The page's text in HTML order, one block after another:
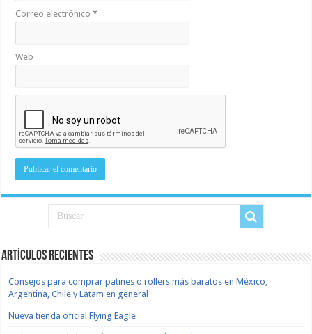
Correo electrónico*
Web
Artículos recientes
Consejos para comprar patines o rollers más baratos en México,
Argentina, Chile y Latam en general
Nueva tienda oficial Flying Eagle